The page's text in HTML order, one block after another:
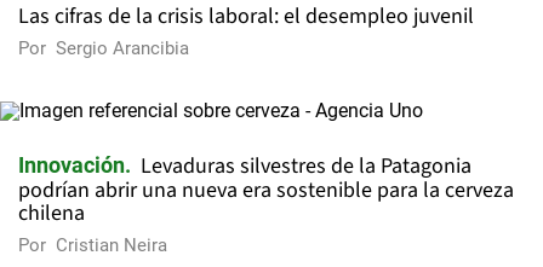
Las cifras de la crisis laboral: el desempleo juvenil
Por Sergio Arancibia
Innovación
Levaduras silvestres de la Patagonia
podrían abrir una nueva era sostenible para la cerveza
chilena
Por Cristian Neira